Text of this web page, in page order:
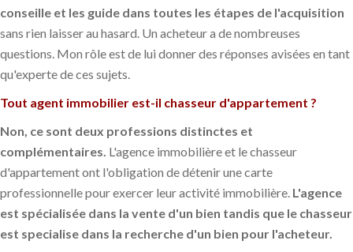
conseille et les guide dans toutes les étapes de l'acquisition
sans rien laisser au hasard. Un acheteur a de nombreuses
questions. Mon rôle est de lui donner des réponses avisées en tant
qu'experte de ces sujets.
Tout agent immobilier est-il chasseur d'appartement ?
Non, ce sont deux professions distinctes et
complémentaires. L'agence immobilière et le chasseur
d'appartement ont l'obligation de détenir une carte
professionnelle pour exercer leur activité immobilière. L'agence
est spécialisée dans la vente d'un bien tandis que le chasseur
est specialise dans la recherche d'un bien pour l'acheteur.